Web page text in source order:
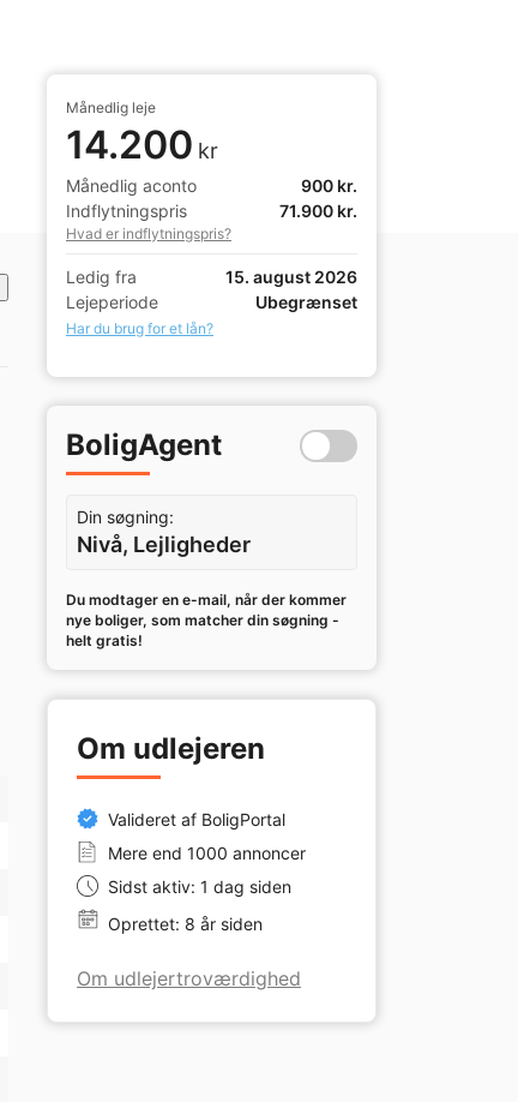
Månedlig leje
14.200 kr
Månedlig aconto
900 kr.
Indflytningspris
71.900 kr.
Hvad er indflytningspris?
Ledig fra
15. august 2026
Lejeperiode
Ubegrænset
Har du brug for et lån?
BoligAgent
Din søgning:
Nivå, Lejligheder
Du modtager en e-mail, når der kommer
nye boliger, som matcher din søgning -
helt gratis!
Om udlejeren
Valideret af BoligPortal
Mere end 1000 annoncer
Sidst aktiv: 1 dag siden
Oprettet: 8 år siden
Om udlejertroværdighed